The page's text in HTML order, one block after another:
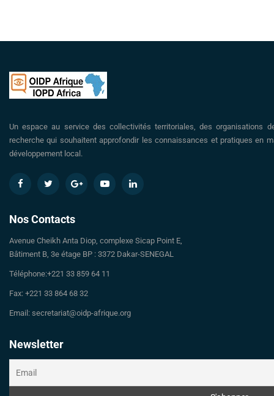
Un espace au service des collectivités territoriales, des organisations
recherche qui souhaitent approfondir les connaissances et pratiques en
développement local.
Nos Contacts
Avenue Cheikh Anta Diop, complexe Sicap Point E,
Bâtiment B, 3e étage BP : 3372 Dakar-SENEGAL
Téléphone:+221 33 859 64 11
Fax: +221 33 864 68 32
Email: secretariat@oidp-afrique.org
Newsletter